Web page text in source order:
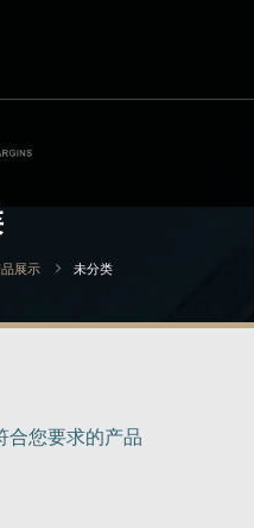
展示 未分类
合您要求的产品